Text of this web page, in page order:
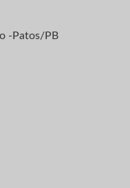
-Patos/PB